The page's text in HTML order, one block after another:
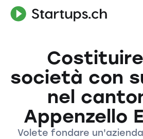
società con
nel
Appenzello
Volete fondare